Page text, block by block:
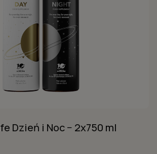
Dzień i Noc − 2x750 ml